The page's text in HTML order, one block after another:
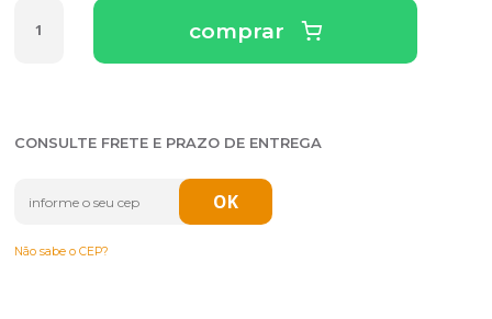
comprar
CONSULTE FRETE E PRAZO DE ENTREGA
Não sabe o CEP?